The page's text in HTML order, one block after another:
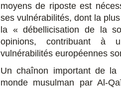
moyens de riposte est
ses vulnérabilités, dont la
la « débellicisation de la
opinions, contribuant à
vulnérabilités européennes
Un chaînon important de
monde musulman par Al-